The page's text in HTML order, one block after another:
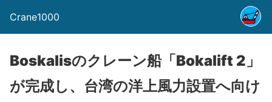
Crane1000
Boskalisのクレーン船「Bokalift 2」
が完成し、台湾の洋上風力設置へ向け